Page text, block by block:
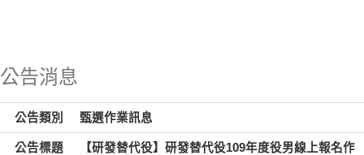
公告消息
公告類別 甄選作業訊息
公告標題
【研發替代役】研發替代役109年度役男線上報名作